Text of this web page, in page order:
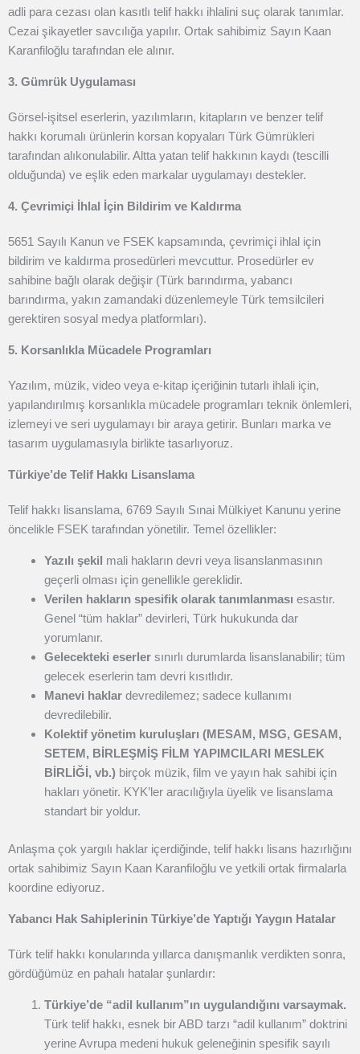
adli para cezası olan kasıtlı telif hakkı ihlalini suç olarak tanımlar.
Cezai şikayetler savcılığa yapılır. Ortak sahibimiz Sayın Kaan
Karanfiloğlu tarafından ele alınır.
3. Gümrük Uygulaması
Görsel-işitsel eserlerin, yazılımların, kitapların ve benzer telif
hakkı korumalı ürünlerin korsan kopyaları Türk Gümrükleri
tarafından alıkonulabilir. Altta yatan telif hakkının kaydı (tescilli
olduğunda) ve eşlik eden markalar uygulamayı destekler.
4. Çevrimiçi İhlal İçin Bildirim ve Kaldırma
5651 Sayılı Kanun ve FSEK kapsamında, çevrimiçi ihlal için
bildirim ve kaldırma prosedürleri mevcuttur. Prosedürler ev
sahibine bağlı olarak değişir (Türk barındırma, yabancı
barındırma, yakın zamandaki düzenlemeyle Türk temsilcileri
gerektiren sosyal medya platformları).
5. Korsanlıkla Mücadele Programları
Yazılım, müzik, video veya e-kitap içeriğinin tutarlı ihlali için,
yapılandırılmış korsanlıkla mücadele programları teknik önlemleri,
izlemeyi ve seri uygulamayı bir araya getirir. Bunları marka ve
tasarım uygulamasıyla birlikte tasarlıyoruz.
Türkiye’de Telif Hakkı Lisanslama
Telif hakkı lisanslama, 6769 Sayılı Sınai Mülkiyet Kanunu yerine
öncelikle FSEK tarafından yönetilir. Temel özellikler:
Yazılı şekil mali hakların devri veya lisanslanmasının
geçerli olması için genellikle gereklidir.
Verilen hakların spesifik olarak tanımlanması esastır.
Genel “tüm haklar” devirleri, Türk hukukunda dar
yorumlanır.
Gelecekteki eserler sınırlı durumlarda lisanslanabilir; tüm
gelecek eserlerin tam devri kısıtlıdır.
Manevi haklar devredilemez; sadece kullanımı
devredilebilir.
Kolektif yönetim kuruluşları (MESAM, MSG, GESAM,
SETEM, BİRLEŞMİŞ FİLM YAPIMCILARI MESLEK
BİRLİĞİ, vb.) birçok müzik, film ve yayın hak sahibi için
hakları yönetir. KYK’ler aracılığıyla üyelik ve lisanslama
standart bir yoldur.
Anlaşma çok yargılı haklar içerdiğinde, telif hakkı lisans hazırlığını
ortak sahibimiz Sayın Kaan Karanfiloğlu ve yetkili ortak firmalarla
koordine ediyoruz.
Yabancı Hak Sahiplerinin Türkiye’de Yaptığı Yaygın Hatalar
Türk telif hakkı konularında yıllarca danışmanlık verdikten sonra,
gördüğümüz en pahalı hatalar şunlardır:
Türkiye’de “adil kullanım”ın uygulandığını varsaymak.
Türk telif hakkı, esnek bir ABD tarzı “adil kullanım” doktrini
yerine Avrupa medeni hukuk geleneğinin spesifik sayılı